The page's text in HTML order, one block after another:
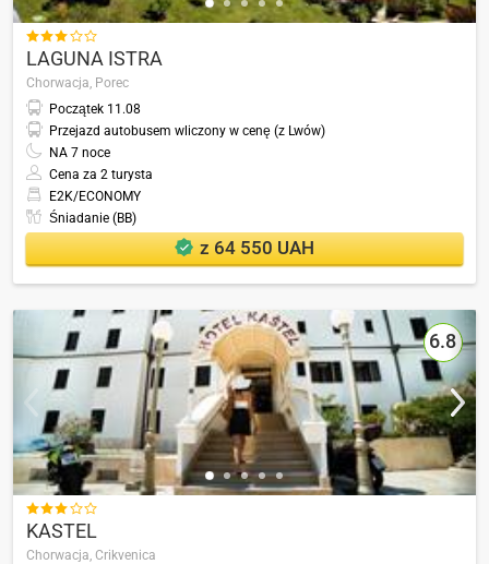

LAGUNA ISTRA
Chorwacja, Porec
Początek 11.08
Przejazd autobusem wliczony w cenę (z Lwów)
NA 7 noce
Cena za 2 turysta
E2K/ECONOMY
Śniadanie (BB)
z 64 550 UAH
6.8

KASTEL
Chorwacja, Crikvenica